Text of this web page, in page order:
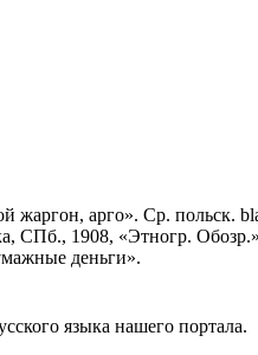
жаргон, арго». Ср. польск.
СПб., 1908, «Этногр.
деньги».
языка нашего портала.